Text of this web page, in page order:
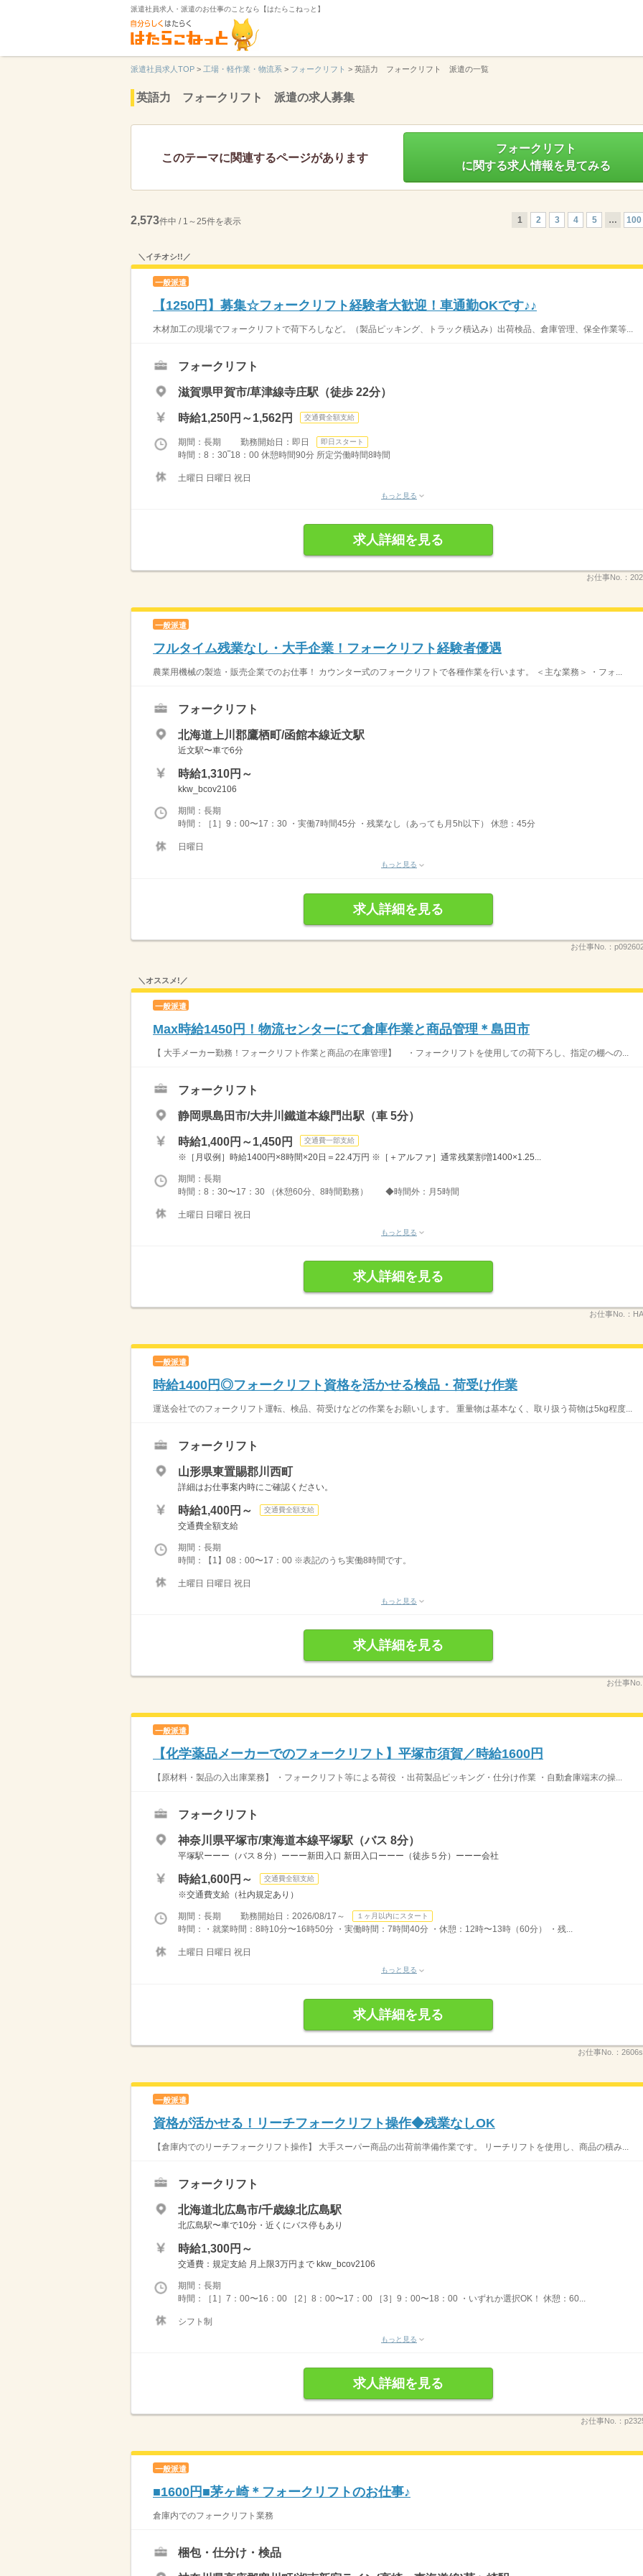
派遣社員求人・派遣のお仕事のことなら【はたらこねっと】
派遣社員求人TOP > 工場・軽作業・物流系 > フォークリフト > 英語力 フォークリフト 派遣の一覧
英語力 フォークリフト 派遣の求人募集
このテーマに関連するページがあります
フォークリフト
に関する求人情報を見てみる
2,573件中 / 1～25件を表示 1 2 3 4 5 … 100
＼イチオシ!!／
一般派遣
【1250円】募集☆フォークリフト経験者大歓迎！車通勤OKです♪♪
木材加工の現場でフォークリフトで荷下ろしなど。（製品ピッキング、トラック積込み）出荷検品、倉庫管理、保全作業等...
フォークリフト
滋賀県甲賀市/草津線寺庄駅（徒歩 22分）
時給1,250円～1,562円 交通費全額支給
期間：長期 勤務開始日：即日 即日スタート
時間：8：30‾18：00 休憩時間90分 所定労働時間8時間
土曜日 日曜日 祝日
もっと見る
求人詳細を見る
お仕事No.：
一般派遣
フルタイム残業なし・大手企業！フォークリフト経験者優遇
農業用機械の製造・販売企業でのお仕事！ カウンター式のフォークリフトで各種作業を行います。 ＜主な業務＞ ・フォ...
フォークリフト
北海道上川郡鷹栖町/函館本線近文駅
近文駅〜車で6分
時給1,310円～
kkw_bcov2106
期間：長期
時間：［1］9：00〜17：30 ・実働7時間45分 ・残業なし（あっても月5h以下） 休憩：45分
日曜日
もっと見る
求人詳細を見る
お仕事No.：
＼オススメ!／
一般派遣
Max時給1450円！物流センターにて倉庫作業と商品管理＊島田市
【 大手メーカー勤務！フォークリフト作業と商品の在庫管理】 ・フォークリフトを使用しての荷下ろし、指定の棚への...
フォークリフト
静岡県島田市/大井川鐵道本線門出駅（車 5分）
時給1,400円～1,450円 交通費一部支給
※［月収例］時給1400円×8時間×20日＝22.4万円 ※［＋アルファ］通常残業割増1400×1.25...
期間：長期
時間：8：30〜17：30 （休憩60分、8時間勤務） ◆時間外：月5時間
土曜日 日曜日 祝日
もっと見る
求人詳細を見る
お仕事No.：
一般派遣
時給1400円◎フォークリフト資格を活かせる検品・荷受け作業
運送会社でのフォークリフト運転、検品、荷受けなどの作業をお願いします。 重量物は基本なく、取り扱う荷物は5kg程度...
フォークリフト
山形県東置賜郡川西町
詳細はお仕事案内時にご確認ください。
時給1,400円～ 交通費全額支給
交通費全額支給
期間：長期
時間：【1】08：00〜17：00 ※表記のうち実働8時間です。
土曜日 日曜日 祝日
もっと見る
求人詳細を見る
お仕事No.
一般派遣
【化学薬品メーカーでのフォークリフト】平塚市須賀／時給1600円
【原材料・製品の入出庫業務】 ・フォークリフト等による荷役 ・出荷製品ピッキング・仕分け作業 ・自動倉庫端末の操...
フォークリフト
神奈川県平塚市/東海道本線平塚駅（バス 8分）
平塚駅ーーー（バス８分）ーーー新田入口 新田入口ーーー（徒歩５分）ーーー会社
時給1,600円～ 交通費全額支給
※交通費支給（社内規定あり）
期間：長期 勤務開始日：2026/08/17～ １ヶ月以内にスタート
時間：・就業時間：8時10分〜16時50分 ・実働時間：7時間40分 ・休憩：12時〜13時（60分） ・残...
土曜日 日曜日 祝日
もっと見る
求人詳細を見る
お仕事No.：
一般派遣
資格が活かせる！リーチフォークリフト操作◆残業なしOK
【倉庫内でのリーチフォークリフト操作】 大手スーパー商品の出荷前準備作業です。 リーチリフトを使用し、商品の積み...
フォークリフト
北海道北広島市/千歳線北広島駅
北広島駅〜車で10分・近くにバス停もあり
時給1,300円～
交通費：規定支給 月上限3万円まで kkw_bcov2106
期間：長期
時間：［1］7：00〜16：00 ［2］8：00〜17：00 ［3］9：00〜18：00 ・いずれか選択OK！ 休憩：60...
シフト制
もっと見る
求人詳細を見る
お仕事No.：
一般派遣
■1600円■茅ヶ崎＊フォークリフトのお仕事♪
倉庫内でのフォークリフト業務
梱包・仕分け・検品